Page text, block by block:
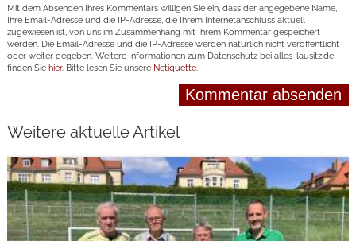
Mit dem Absenden Ihres Kommentars willigen Sie ein, dass der angegebene Name,
Ihre Email-Adresse und die IP-Adresse, die Ihrem Internetanschluss aktuell
zugewiesen ist, von uns im Zusammenhang mit Ihrem Kommentar gespeichert
werden. Die Email-Adresse und die IP-Adresse werden natürlich nicht veröffentlicht
oder weiter gegeben. Weitere Informationen zum Datenschutz bei alles-lausitz.de
finden Sie hier. Bitte lesen Sie unsere Netiquette.
Weitere aktuelle Artikel
weiterlesen